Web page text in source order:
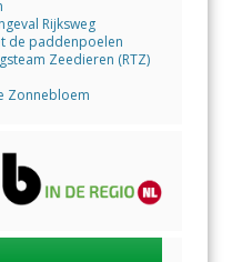
Rijksweg
de paddenpoelen
Zeedieren (RTZ)
Zonnebloem